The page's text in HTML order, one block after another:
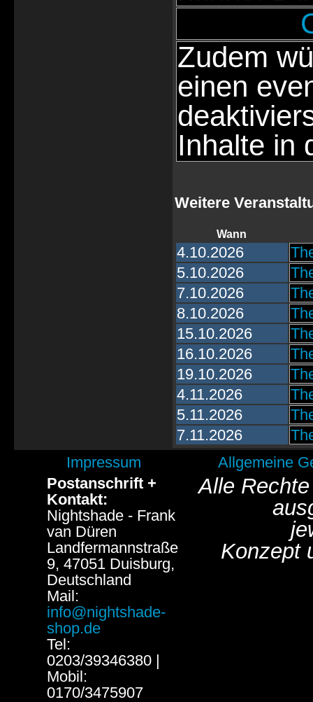
Zudem
einen
Inhalte in
Weitere
Wann
4.10.2026
5.10.2026
7.10.2026
8.10.2026
15.10.2026
16.10.2026
19.10.2026
4.11.2026
5.11.2026
7.11.2026
Impressum
Allgemeine
Postanschrift +
Kontakt:
Nightshade - Frank
van Düren
Landfermannstraße
9, 47051 Duisburg,
Deutschland
Mail:
info@nightshade-
shop.de
Tel:
0203/39346380 |
Mobil:
0170/3475907
Alle
Konzept